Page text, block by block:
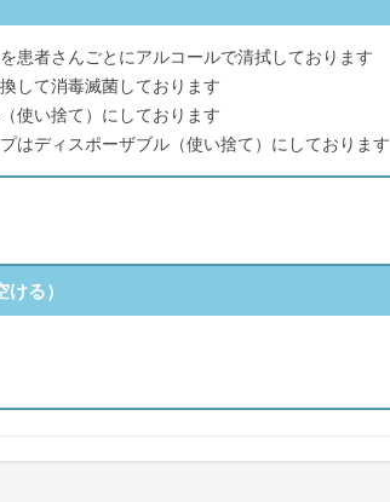
患者さんごとにアルコールで清拭しております
して消毒滅菌しております
使い捨て）にしております
はディスポーザブル（使い捨て）にしております
る）